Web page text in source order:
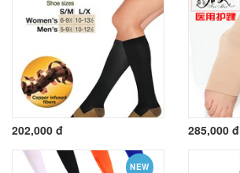
202,000 đ 285,000 đ
NEW